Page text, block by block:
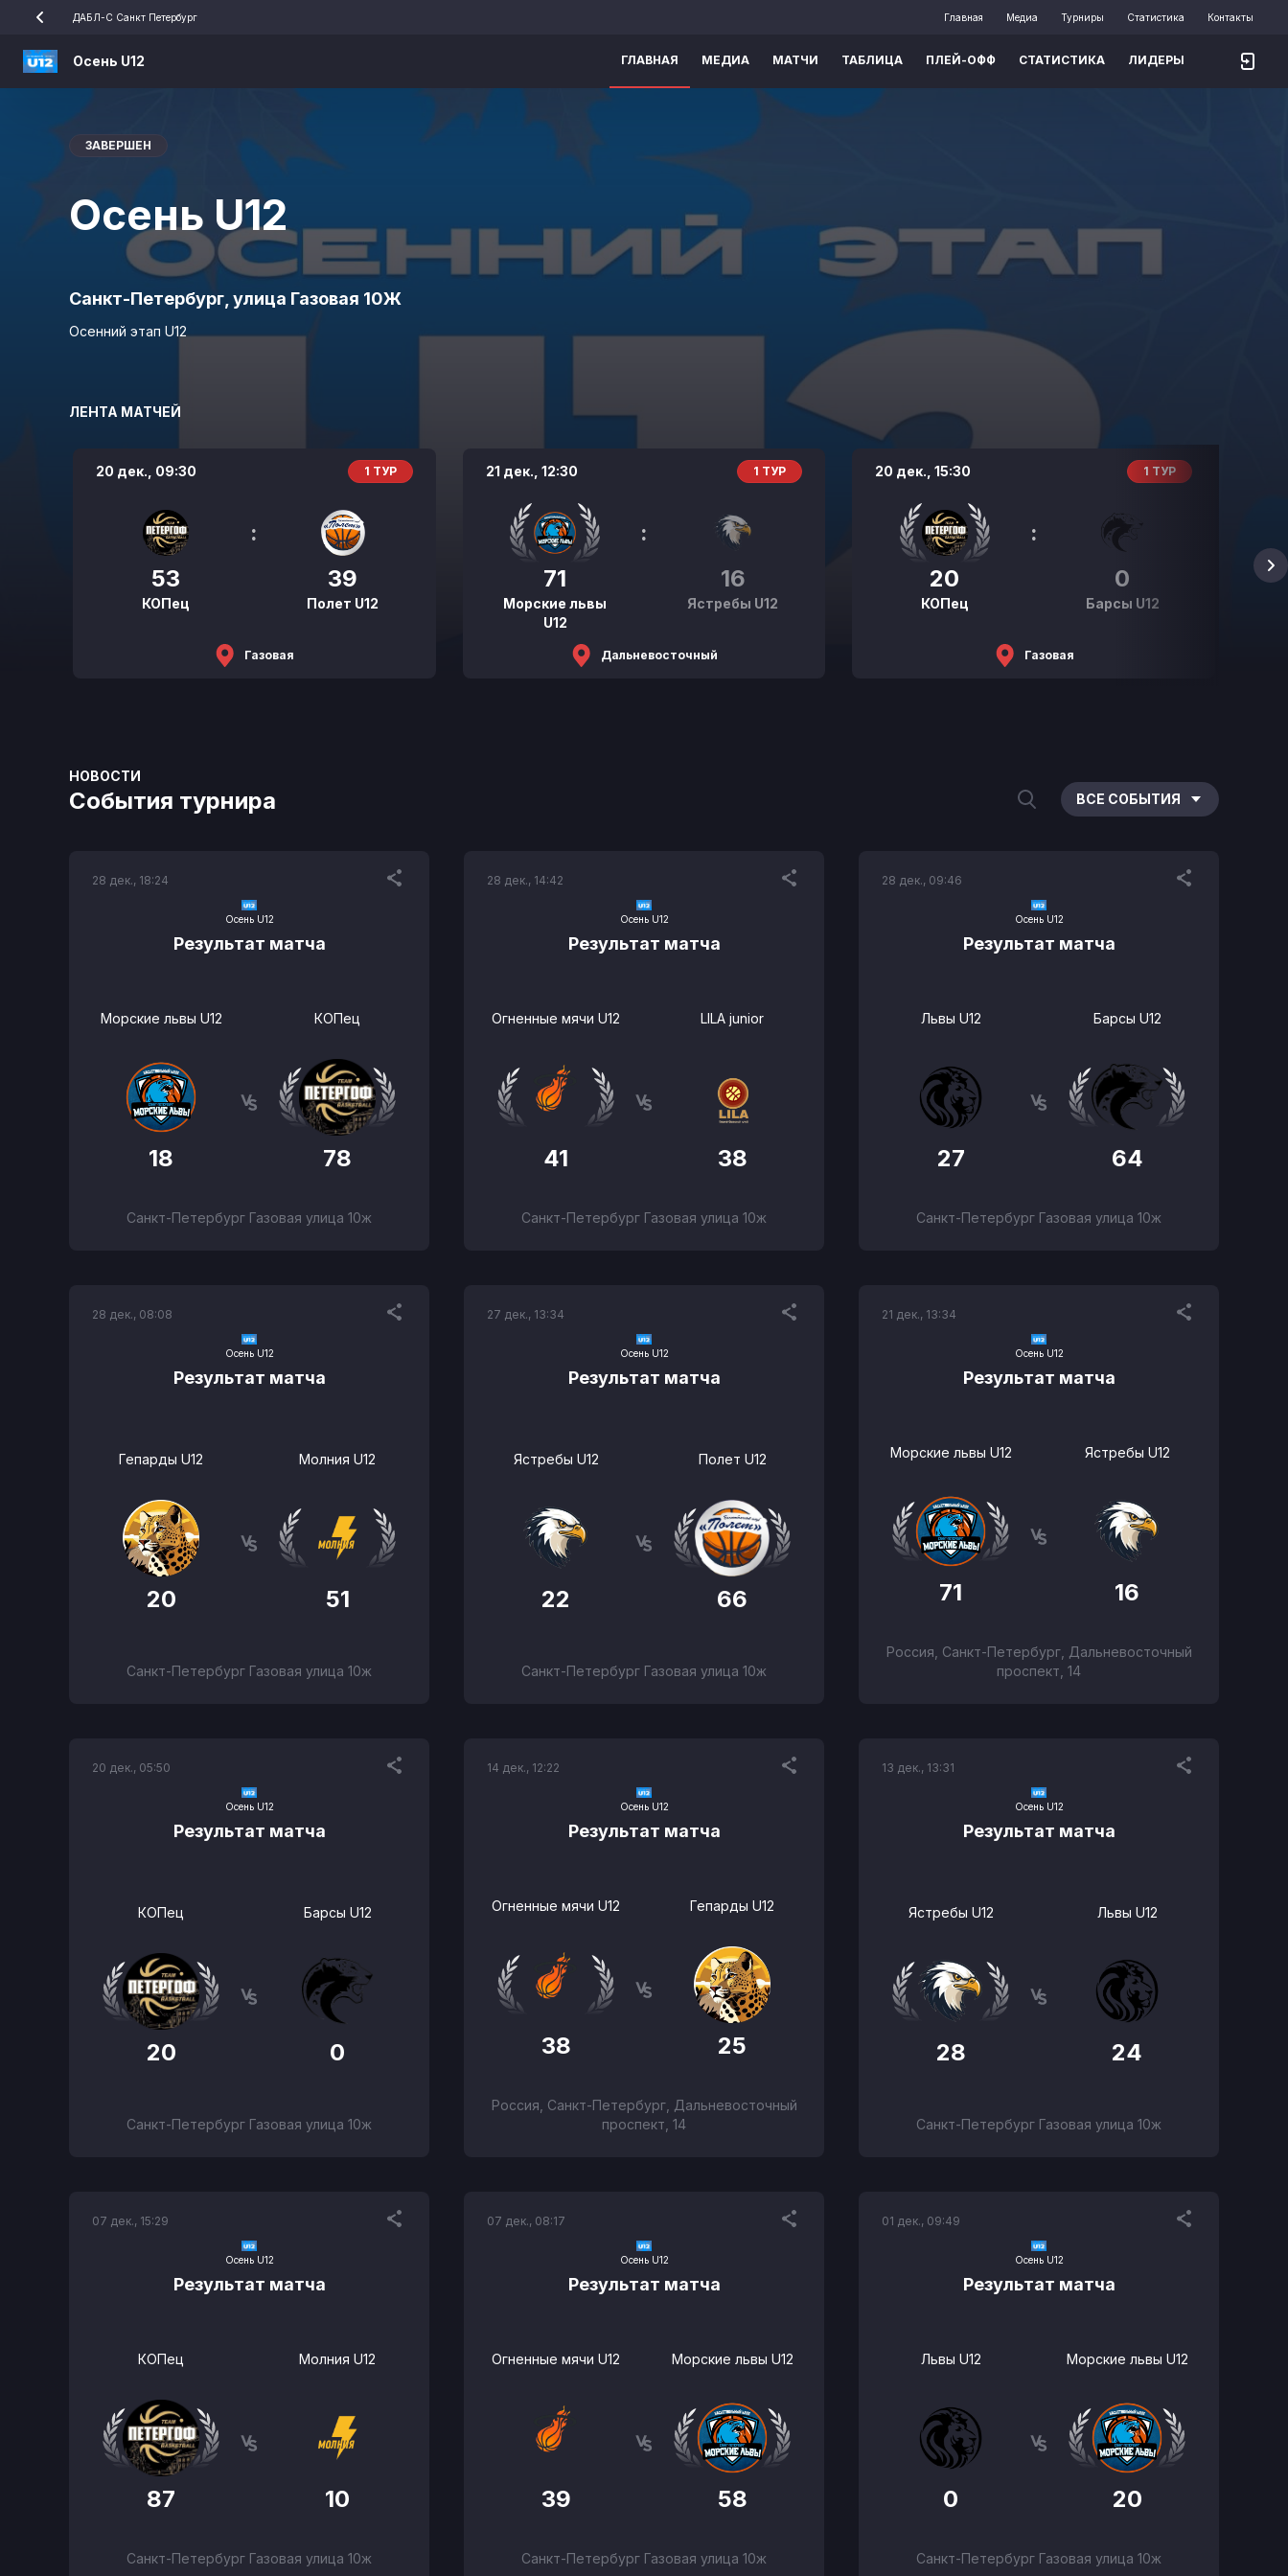
ДАБЛ-С Санкт Петербург Главная Медиа Турниры Статистика Контакты
Осень U12 ГЛАВНАЯ МЕДИА МАТЧИ ТАБЛИЦА ПЛЕЙ-ОФФ СТАТИСТИКА ЛИДЕРЫ
ЗАВЕРШЕН
Осень U12
Санкт-Петербург, улица Газовая 10Ж
Осенний этап U12
ЛЕНТА МАТЧЕЙ
20 дек., 09:30 1 ТУР
53
КОПец
:
39
Полет U12
Газовая
21 дек., 12:30 1 ТУР
71
Морские львы
U12
:
16
Ястребы U12
Дальневосточный
20 дек.,15:30 1 ТУР
20
КОПец
:
0
Барсы U12
Газовая
НОВОСТИ
События турнира ВСЕ СОБЫТИЯ
28 дек., 18:24
Осень U12
Результат матча
Морские львы U12
18
КОПец
78
Санкт-Петербург Газовая улица 10ж
28 дек., 14:42
Осень U12
Результат матча
Огненные мячи U12
41
LILA junior
38
Санкт-Петербург Газовая улица 10ж
28 дек., 09:46
Осень U12
Результат матча
Львы U12
27
Барсы U12
64
Санкт-Петербург Газовая улица 10ж
28 дек., 08:08
Осень U12
Результат матча
Гепарды U12
20
Молния U12
51
Санкт-Петербург Газовая улица 10ж
27 дек., 13:34
Осень U12
Результат матча
Ястребы U12
22
Полет U12
66
Санкт-Петербург Газовая улица 10ж
21 дек., 13:34
Осень U12
Результат матча
Морские львы U12
71
Ястребы U12
16
Россия, Санкт-Петербург, Дальневосточный
проспект, 14
20 дек., 05:50
Осень U12
Результат матча
КОПец
20
Барсы U12
0
Санкт-Петербург Газовая улица 10ж
14 дек., 12:22
Осень U12
Результат матча
Огненные мячи U12
38
Гепарды U12
25
Россия, Санкт-Петербург, Дальневосточный
проспект, 14
13 дек., 13:31
Осень U12
Результат матча
Ястребы U12
28
Львы U12
24
Санкт-Петербург Газовая улица 10ж
07 дек., 15:29
Осень U12
Результат матча
КОПец
87
Молния U12
10
Санкт-Петербург Газовая улица 10ж
07 дек., 08:17
Осень U12
Результат матча
Огненные мячи U12
39
Морские львы U12
58
Санкт-Петербург Газовая улица 10ж
01 дек., 09:49
Осень U12
Результат матча
Львы U12
0
Морские львы U12
20
Санкт-Петербург Газовая улица 10ж